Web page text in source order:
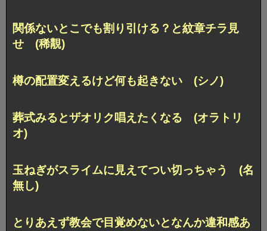
関係ないとこでも割り引ける？と紋章チラ見
せ (稀覯)
樽の配置変えるけど何も起きない (シノ)
葬式みるとザオリク唱えたくなる (オラトリ
オ)
玉ねぎがスライムに見えてつい切っちゃう (名
無し)
とりあえず教会で目覚めないとなんか違和感あ